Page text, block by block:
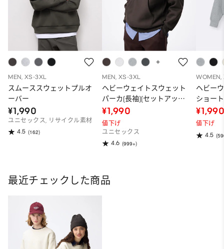
MEN, XS-3XL
スムーススウェットプルオ
ーバー
¥1,990
ユニセックス, リサイクル素材
4.5 (162)
MEN, XS-3XL
ヘビーウェイトスウェット
パーカ(長袖)(セットアップ
可能)(2025年度冬商品)
¥1,990
値下げ
ユニセックス
4.6 (999+)
WOMEN,
ヘビー
ショー
値下げ
4.5
最近チェックした商品